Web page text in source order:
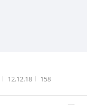
작성시간
12.12.18 조회수
158